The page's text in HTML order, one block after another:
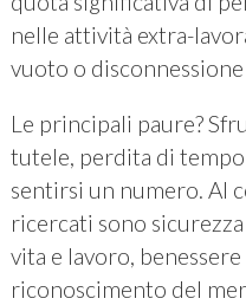
nelle attività extra-
vuoto o
Le principali paure?
tutele, perdita di
sentirsi un numero. Al
ricercati sono
vita e lavoro,
riconoscimento del